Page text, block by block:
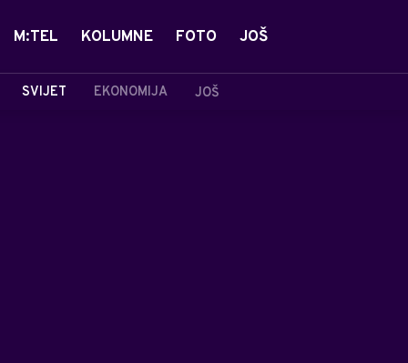
SVIJET EKONOMIJA JOŠ
M:TEL KOLUMNE FOTO JOŠ